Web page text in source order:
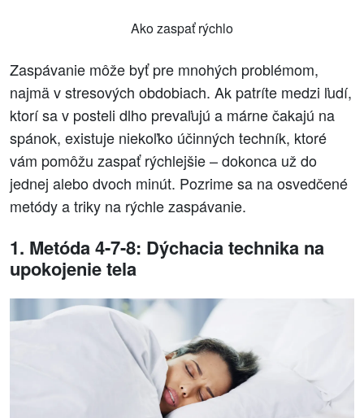
Ako zaspať rýchlo
Zaspávanie môže byť pre mnohých problémom,
najmä v stresových obdobiach. Ak patríte medzi ľudí,
ktorí sa v posteli dlho prevaľujú a márne čakajú na
spánok, existuje niekoľko účinných techník, ktoré
vám pomôžu zaspať rýchlejšie – dokonca už do
jednej alebo dvoch minút. Pozrime sa na osvedčené
metódy a triky na rýchle zaspávanie.
1. Metóda 4-7-8: Dýchacia technika na
upokojenie tela